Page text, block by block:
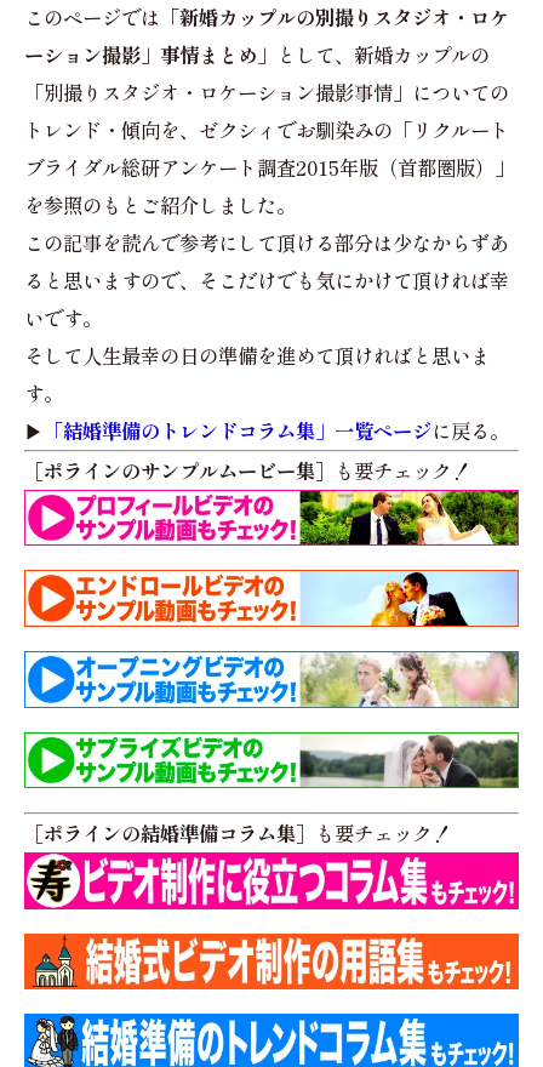
このページでは 「新婚カップルの別撮りスタジオ・ロケ
ーション撮影」事情まとめ」 として、新婚カップルの
「別撮りスタジオ・ロケーション撮影事情」についての
トレンド・傾向を、ゼクシィでお馴染みの「リクルート
ブライダル総研アンケート調査2015年版（首都圏版）」
を参照のもとご紹介しました。
この記事を読んで参考にして頂ける部分は少なからずあ
ると思いますので、そこだけでも気にかけて頂ければ幸
いです。
そして人生最幸の日の準備を進めて頂ければと思いま
す。
▶︎ 「結婚準備のトレンドコラム集」一覧ページに戻る。
［ポラインのサンプルムービー集］ も要チェック！
［ポラインの結婚準備コラム集］ も要チェック！